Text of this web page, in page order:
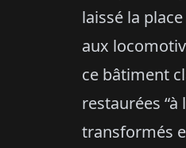
laissé la
aux
ce bâtiment
restaurées
transformés